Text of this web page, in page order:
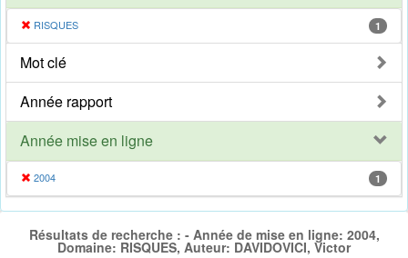
RISQUES 1
Mot clé
Année rapport
Année mise en ligne
2004 1
Résultats de recherche : - Année de mise en ligne: 2004,
Domaine: RISQUES, Auteur: DAVIDOVICI, Victor